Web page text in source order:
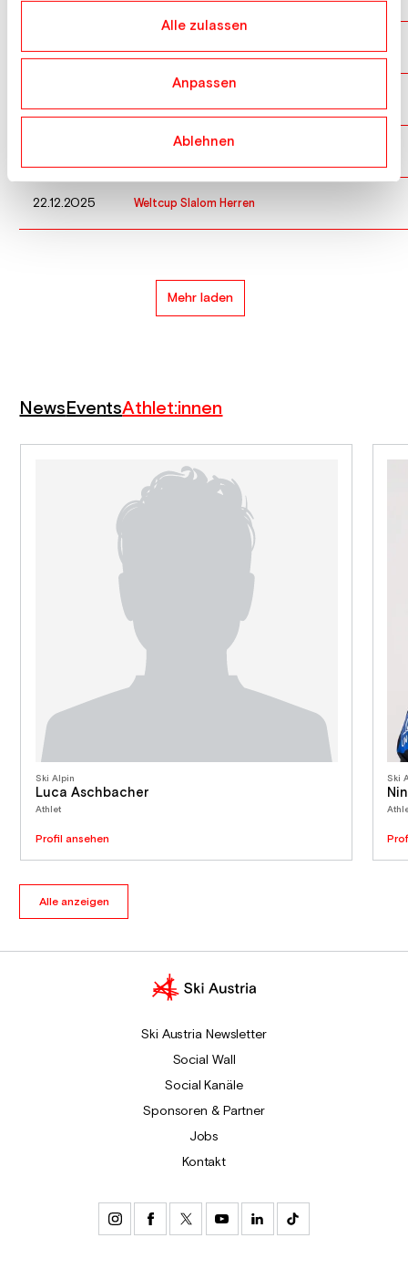
Alle zulassen
Anpassen
Ablehnen
18.01.2026 Weltcup Slalom Herren
Weltcup Slalom Herren
22.12.2025 Weltcup Slalom Herren
Mehr laden
NewsEventsAthlet:innen
Ski Alpin
Luca Aschbacher
Athlet
Profil ansehen
Ski
Alle anzeigen
Ski Austria Newsletter
Social Wall
Social Kanäle
Sponsoren & Partner
Jobs
Kontakt